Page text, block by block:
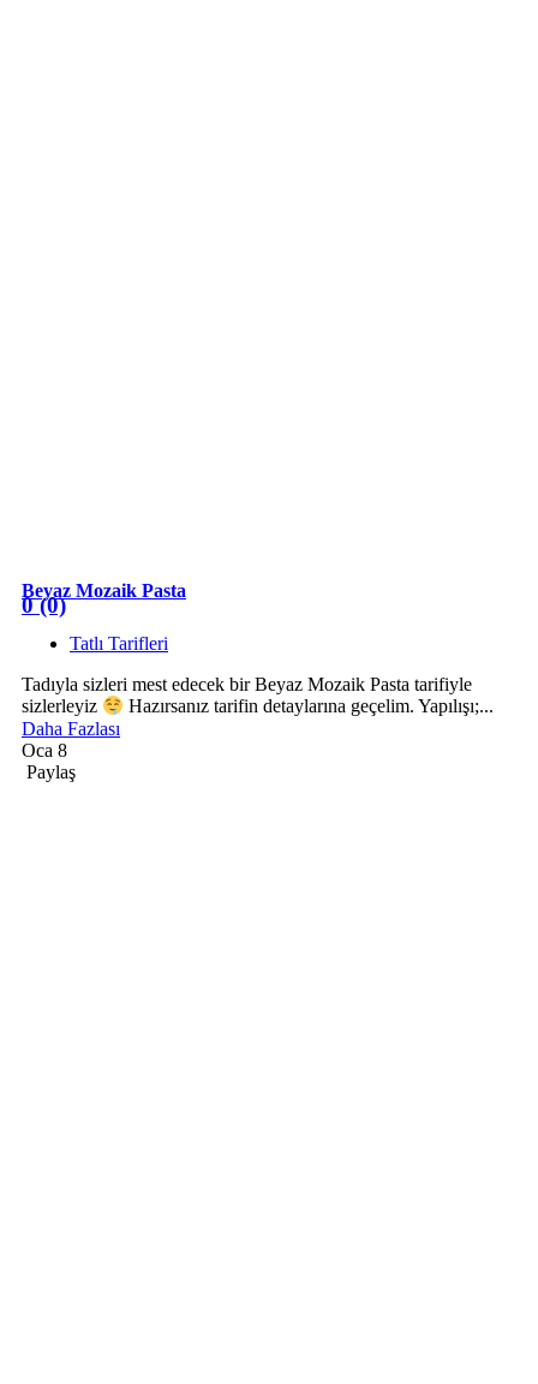
Beyaz Mozaik Pasta
0 (0)
Tatlı Tarifleri
Tadıyla sizleri mest edecek bir Beyaz Mozaik Pasta tarifiyle
sizlerleyiz
Hazırsanız tarifin detaylarına geçelim. Yapılışı;...
Daha Fazlası
Oca 8
Paylaş